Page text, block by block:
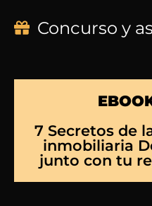
Concurso y
7 Secretos de
inmobiliaria
junto con tu